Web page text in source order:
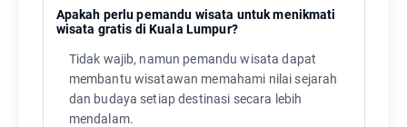
Apakah perlu pemandu wisata untuk menikmati
wisata gratis di Kuala Lumpur?
Tidak wajib, namun pemandu wisata dapat
membantu wisatawan memahami nilai sejarah
dan budaya setiap destinasi secara lebih
mendalam.